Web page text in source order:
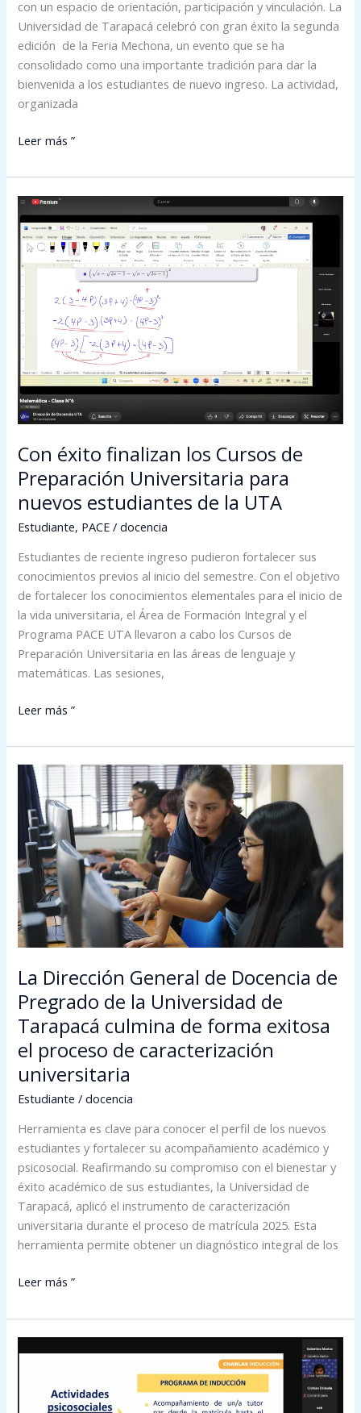
con un espacio de orientación, participación y vinculación. La
Universidad de Tarapacá celebró con gran éxito la segunda
edición de la Feria Mechona, un evento que se ha
consolidado como una importante tradición para dar la
bienvenida a los estudiantes de nuevo ingreso. La actividad,
organizada
Leer más ”
Con éxito finalizan los Cursos de
Preparación Universitaria para
nuevos estudiantes de la UTA
Estudiante, PACE /docencia
Estudiantes de reciente ingreso pudieron fortalecer sus
conocimientos previos al inicio del semestre. Con el objetivo
de fortalecer los conocimientos elementales para el inicio de
la vida universitaria, el Área de Formación Integral y el
Programa PACE UTA llevaron a cabo los Cursos de
Preparación Universitaria en las áreas de lenguaje y
matemáticas. Las sesiones,
Con
éxito
finalizan
los
de
Preparación
Universitaria
para
nuevos
estudiantes
de
UTA
Leer más ”
La Dirección General de Docencia de
Pregrado de la Universidad de
Tarapacá culmina de forma exitosa
el proceso de caracterización
universitaria
Estudiante /docencia
Herramienta es clave para conocer el perfil de los nuevos
estudiantes y fortalecer su acompañamiento académico y
psicosocial. Reafirmando su compromiso con el bienestar y
éxito académico de sus estudiantes, la Universidad de
Tarapacá, aplicó el instrumento de caracterización
universitaria durante el proceso de matrícula 2025. Esta
herramienta permite obtener un diagnóstico integral de los
La
Dirección
General
de
Docencia
de
Pregrado
de
la
Universidad
de
Tarapacá
culmina
de
forma
exitosa
el
proceso
de
caracterización
universitaria
Leer más ”
reciente